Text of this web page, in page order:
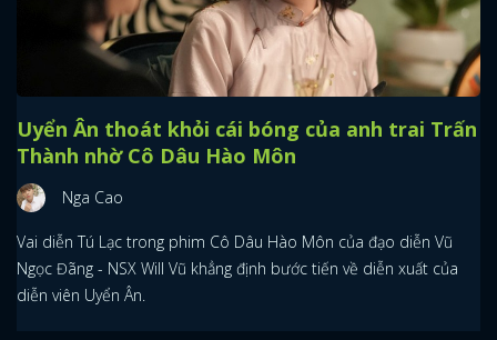
Uyển Ân thoát khỏi cái bóng của anh trai Trấn
Thành nhờ Cô Dâu Hào Môn
Nga Cao
Vai diễn Tú Lạc trong phim Cô Dâu Hào Môn của đạo diễn Vũ
Ngọc Đãng - NSX Will Vũ khẳng định bước tiến về diễn xuất của
diễn viên Uyển Ân.